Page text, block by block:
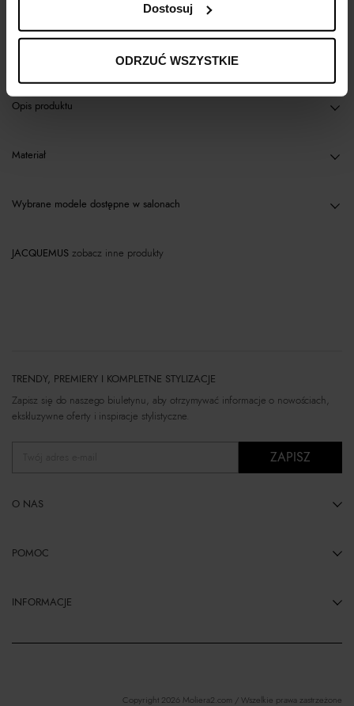
Dostosuj
ODRZUĆ WSZYSTKIE
Kup teraz, Zapłać później!
Opis produktu
Materiał
Wybrane modele dostępne w salonach
JACQUEMUS zobacz inne produkty
TRENDY, PREMIERY I KOMPLETNE STYLIZACJE
Zapisz się do naszego biuletynu, aby otrzymywać informacje o nowościach,
ekskluzywne oferty i inspiracje stylistyczne.
ZAPISZ
O NAS
POMOC
INFORMACJE
Copyright 2026 Moliera2.com / Wszelkie prawa zastrzeżone